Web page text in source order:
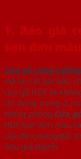
1. Báo giá
sơn đơn màu
Cửa gỗ công
mã lại rất bắt bắt,
cửa gỗ HDF là
chỉ dùng trong ở
thông phòng.Cửa
HDF sơn đơn màu
cửa đều mang đặc
như giá thành.